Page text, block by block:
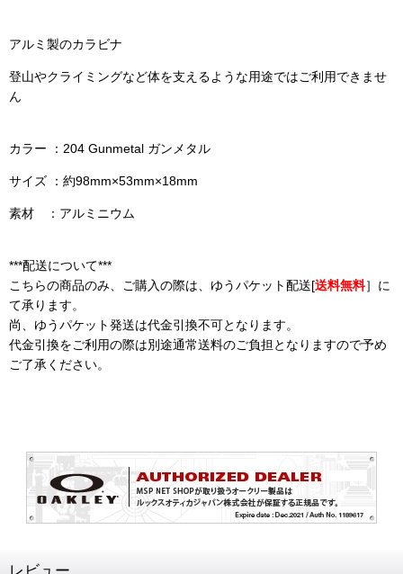
アルミ製のカラビナ
登山やクライミングなど体を支えるような用途ではご利用できませ
ん
カラー ：204 Gunmetal ガンメタル
サイズ ：約98mm×53mm×18mm
素材 ：アルミニウム
***配送について***
こちらの商品のみ、ご購入の際は、ゆうパケット配送[送料無料］に
て承ります。
尚、ゆうパケット発送は代金引換不可となります。
代金引換をご利用の際は別途通常送料のご負担となりますので予め
ご了承ください。